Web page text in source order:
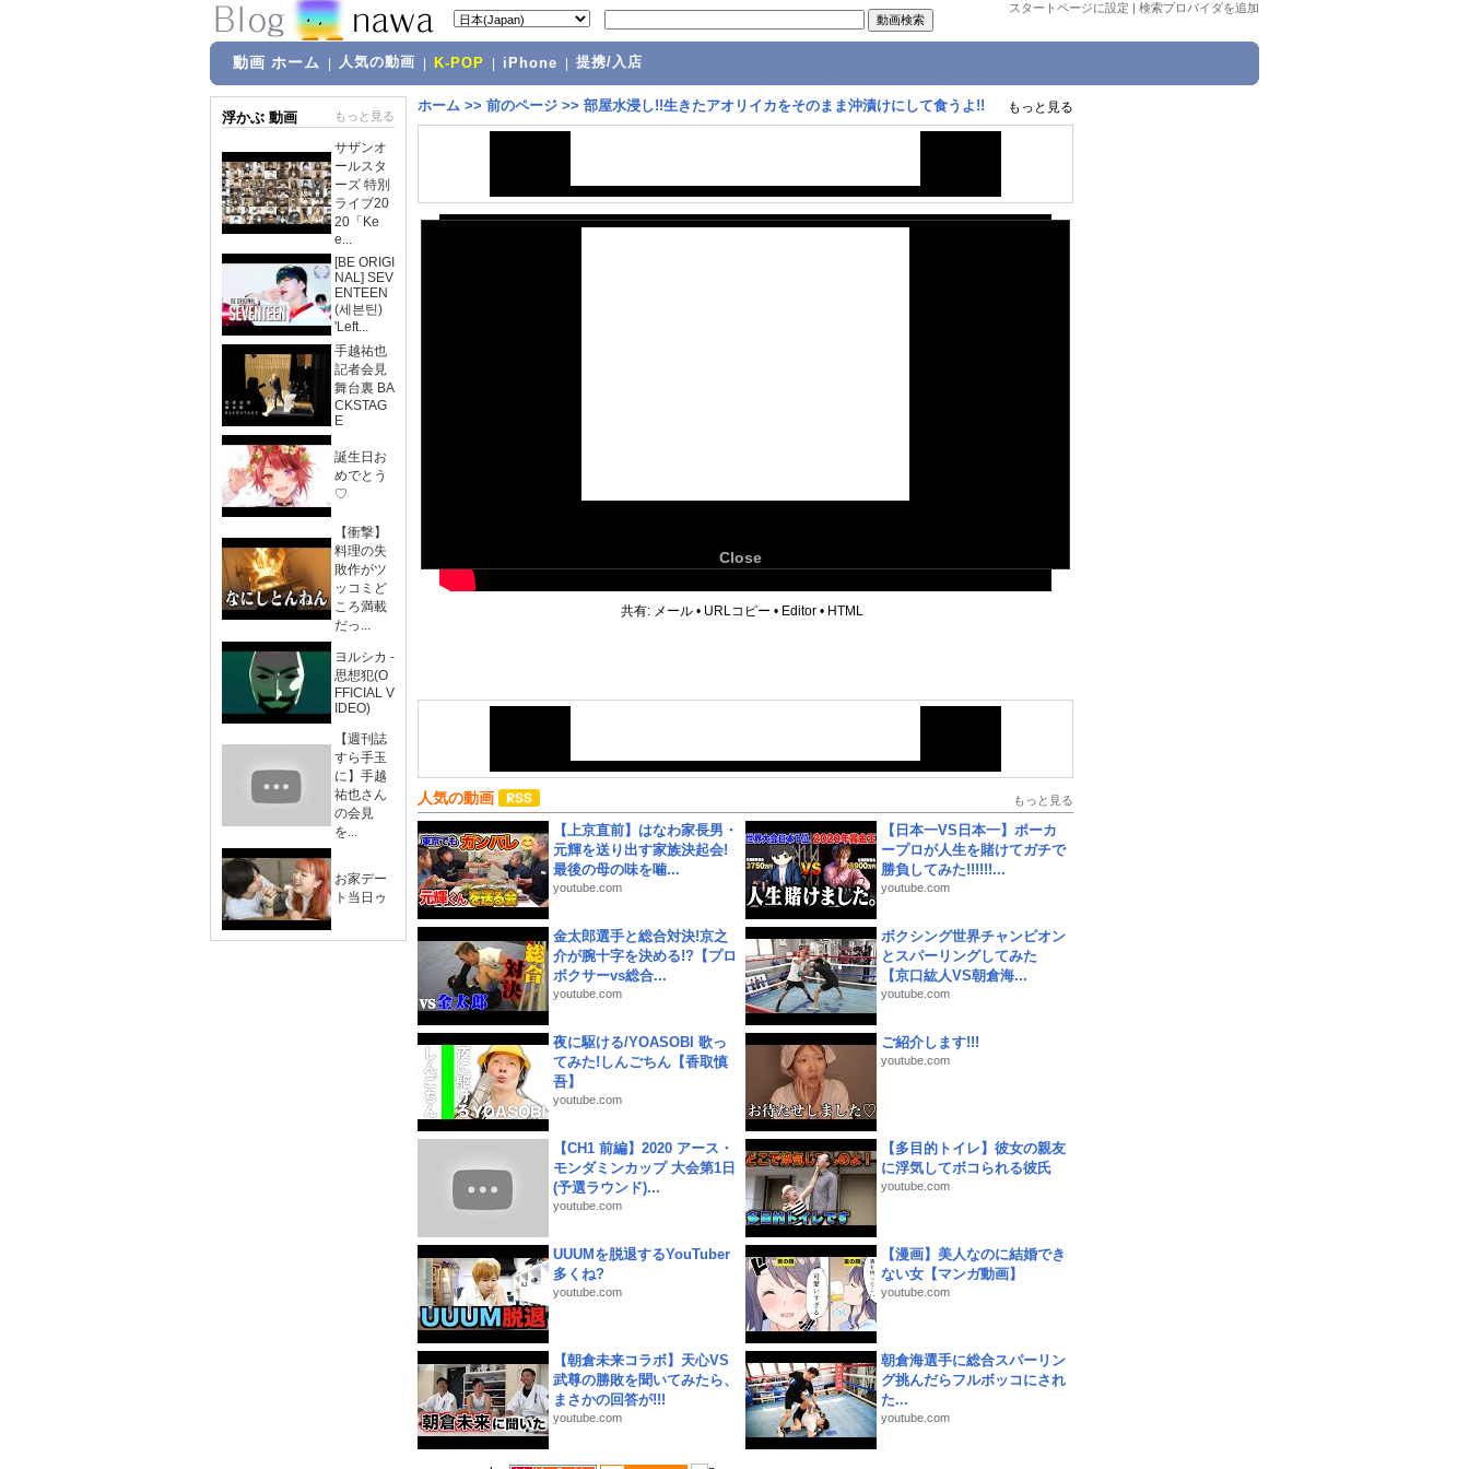
スタートページに設定 | 検索プロバイダを追加
動画 ホーム 人気の動画 K-POP iPhone 提携/入店
浮かぶ 動画 もっと見る
サザンオ
ールスタ
ーズ 特別
ライブ20
20「Ke
e...
[BE ORIGI
NAL] SEV
ENTEEN
(세븐틴)
'Left...
手越祐也
記者会見
舞台裏 BA
CKSTAG
E
誕生日お
めでとう
♡
【衝撃】
料理の失
敗作がツ
ッコミど
ころ満載
だっ...
ヨルシカ -
思想犯(O
FFICIAL V
IDEO)
【週刊誌
すら手玉
に】手越
祐也さん
の会見
を...
お家デー
ト当日ゥ
ホーム >> 前のページ >> 部屋水浸し!!生きたアオリイカをそのまま沖漬けにして食うよ!! もっと見る
Close
共有: メール • URLコピー • Editor • HTML
人気の動画 もっと見る
【上京直前】はなわ家長男・
元輝を送り出す家族決起会!
最後の母の味を噛...
youtube.com
【日本一VS日本一】ポーカ
ープロが人生を賭けてガチで
勝負してみた!!!!!!...
youtube.com
金太郎選手と総合対決!京之
介が腕十字を決める!?【プロ
ボクサーvs総合...
youtube.com
ボクシング世界チャンピオン
とスパーリングしてみた
【京口紘人VS朝倉海...
youtube.com
夜に駆ける/YOASOBI 歌っ
てみた!しんごちん【香取慎
吾】
youtube.com
ご紹介します!!!
youtube.com
【CH1 前編】2020 アース・
モンダミンカップ 大会第1日
(予選ラウンド)...
youtube.com
【多目的トイレ】彼女の親友
に浮気してボコられる彼氏
youtube.com
UUUMを脱退するYouTuber
多くね?
youtube.com
【漫画】美人なのに結婚でき
ない女【マンガ動画】
youtube.com
【朝倉未来コラボ】天心VS
武尊の勝敗を聞いてみたら、
まさかの回答が!!!
youtube.com
朝倉海選手に総合スパーリン
グ挑んだらフルボッコにされ
た...
youtube.com